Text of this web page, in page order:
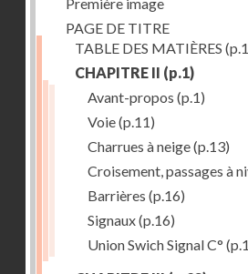
PAGE DE TITRE
TABLE DES MATIÈRES
CHAPITRE II (p.1)
Avant-propos (p.1)
Voie(p.11)
Charrues à neige(p.13)
Croisement, passages à
Barrières (p.16)
Signaux(p.16)
Union Swich Signal C°